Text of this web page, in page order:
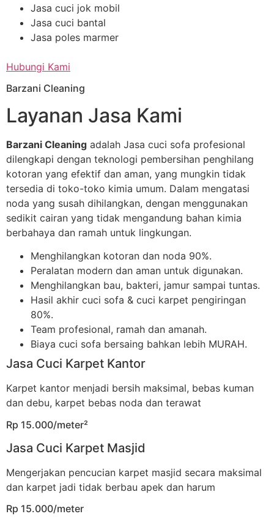
Jasa cuci jok mobil
Jasa cuci bantal
Jasa poles marmer
Hubungi Kami
Barzani Cleaning
Layanan Jasa Kami
Barzani Cleaning adalah Jasa cuci sofa profesional
dilengkapi dengan teknologi pembersihan penghilang
kotoran yang efektif dan aman, yang mungkin tidak
tersedia di toko-toko kimia umum. Dalam mengatasi
noda yang susah dihilangkan, dengan menggunakan
sedikit cairan yang tidak mengandung bahan kimia
berbahaya dan ramah untuk lingkungan.
Menghilangkan kotoran dan noda 90%.
Peralatan modern dan aman untuk digunakan.
Menghilangkan bau, bakteri, jamur sampai tuntas.
Hasil akhir cuci sofa & cuci karpet pengiringan
80%.
Team profesional, ramah dan amanah.
Biaya cuci sofa bersaing bahkan lebih MURAH.
Jasa Cuci Karpet Kantor
Karpet kantor menjadi bersih maksimal, bebas kuman
dan debu, karpet bebas noda dan terawat
Rp 15.000/meter²
Jasa Cuci Karpet Masjid
Mengerjakan pencucian karpet masjid secara maksimal
dan karpet jadi tidak berbau apek dan harum
Rp 15.000/meter